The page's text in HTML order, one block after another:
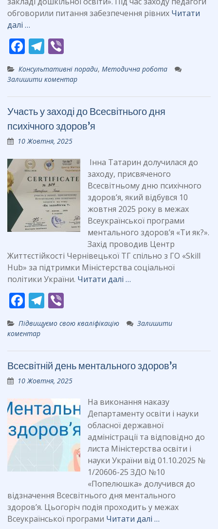
обговорили питання забезпечення рівних Читати
далі …
F
e
b
o
o
k
T
e
gr
a
m
b
er
Консультативні поради, Методична робота
Залишити коментар
Участь у заході до Всесвітнього дня
психічного здоров’я
10 Жовтня, 2025
Інна Татарин долучилася до
заходу, присвяченого
Всесвітньому дню психічного
здоров’я, який відбувся 10
жовтня 2025 року в межах
Всеукраїнської програми
ментального здоров’я «Ти як?».
Захід проводив Центр
Життєстійкості Чернівецької ТГ спільно з ГО «Skill
Hub» за підтримки Міністерства соціальної
політики України. Читати далі …
F
ac
e
b
o
o
k
T
e
gr
a
m
er
Підвищуємо свою кваліфікацію
Залишити
коментар
Всесвітній день ментального здоров’я
10 Жовтня, 2025
На виконання наказу
Департаменту освіти і науки
обласної державної
адміністрації та відповідно до
листа Міністерства освіти і
науки України від 01.10.2025 №
1/20606-25 ЗДО №10
«Попелюшка» долучився до
відзначення Всесвітнього дня ментального
здоров’я. Цьогоріч подія проходить у межах
Всеукраїнської програми Читати далі …